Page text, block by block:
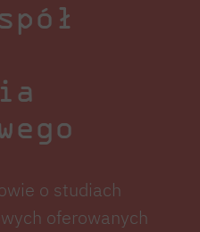
o studiach
oferowanych